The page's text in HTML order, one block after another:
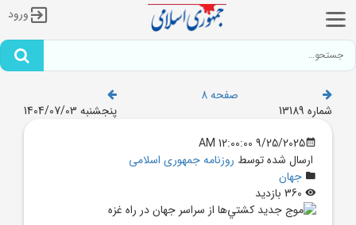
ورود
صفحه 8
شماره 13189
پنجشنبه 1404/07/03
9/25/2025 12:00:00 AM
ارسال شده توسط روزنامه جمهوری اسلامی
جهان